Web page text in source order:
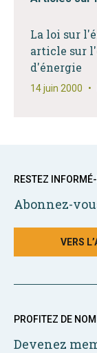
La loi sur
article sur
d'énergie
14 juin 2000 •
RESTEZ
Abonnez-
VERS
PROFITEZ DE
Devenez